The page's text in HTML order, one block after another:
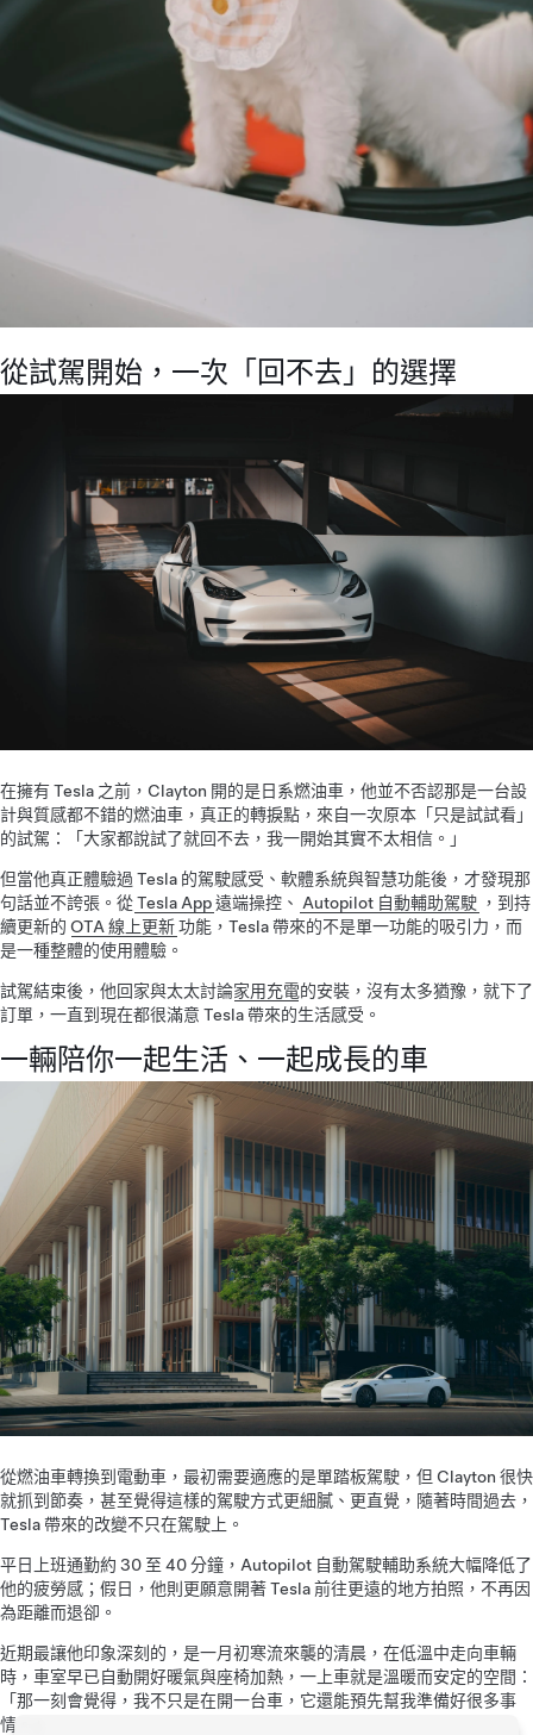
從試駕開始，一次「回不去」的選擇
在擁有 Tesla 之前，Clayton 開的是日系燃油車，他並不否認那是一台設
計與質感都不錯的燃油車，真正的轉捩點，來自一次原本「只是試試看」
的試駕：「大家都說試了就回不去，我一開始其實不太相信。」
但當他真正體驗過 Tesla 的駕駛感受、軟體系統與智慧功能後，才發現那
句話並不誇張。從Tesla App遠端操控、 Autopilot 自動輔助駕駛 ，到持
續更新的 OTA 線上更新功能，Tesla 帶來的不是單一功能的吸引力，而
是一種整體的使用體驗。
試駕結束後，他回家與太太討論家用充電的安裝，沒有太多猶豫，就下了
訂單，一直到現在都很滿意 Tesla 帶來的生活感受。
一輛陪你一起生活、一起成長的車
從燃油車轉換到電動車，最初需要適應的是單踏板駕駛，但 Clayton 很快
就抓到節奏，甚至覺得這樣的駕駛方式更細膩、更直覺，隨著時間過去，
Tesla 帶來的改變不只在駕駛上。
平日上班通勤約 30 至 40 分鐘，Autopilot 自動駕駛輔助系統大幅降低了
他的疲勞感；假日，他則更願意開著 Tesla 前往更遠的地方拍照，不再因
為距離而退卻。
近期最讓他印象深刻的，是一月初寒流來襲的清晨，在低溫中走向車輛
時，車室早已自動開好暖氣與座椅加熱，一上車就是溫暖而安定的空間：
「那一刻會覺得，我不只是在開一台車，它還能預先幫我準備好很多事
情。」